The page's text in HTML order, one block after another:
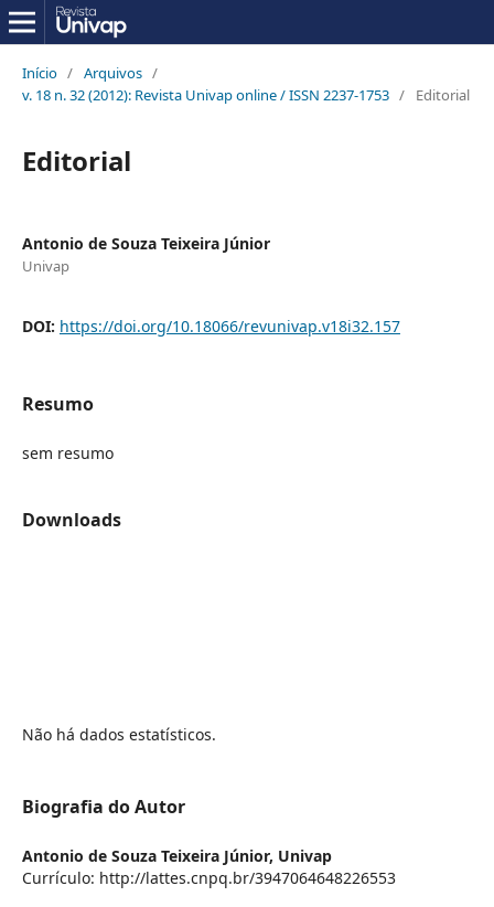
Início / Arquivos /
v. 18 n. 32 (2012): Revista Univap online / ISSN 2237-1753 / Editorial
Editorial
Antonio de Souza Teixeira Júnior
Univap
DOI: https://doi.org/10.18066/revunivap.v18i32.157
Resumo
sem resumo
Downloads
Não há dados estatísticos.
Biografia do Autor
Antonio de Souza Teixeira Júnior, Univap
Currículo: http://lattes.cnpq.br/3947064648226553